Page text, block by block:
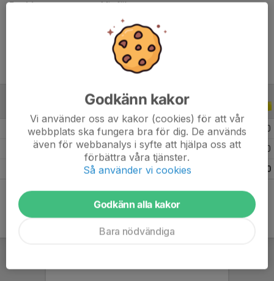
Position
Mittfältare
13 år
ALLA ÅR
2026 16 0 0 0
28 0 0
0
Godkänn kakor
Vi använder oss av kakor (cookies) för att vår
webbplats ska fungera bra för dig. De används
även för webbanalys i syfte att hjälpa oss att
förbättra våra tjänster.
Så använder vi cookies
Godkänn alla kakor
Bara nödvändiga